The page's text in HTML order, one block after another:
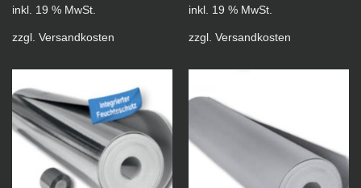
inkl. 19 % MwSt.
zzgl. Versandkosten
inkl. 19 % MwSt.
zzgl. Versandkosten